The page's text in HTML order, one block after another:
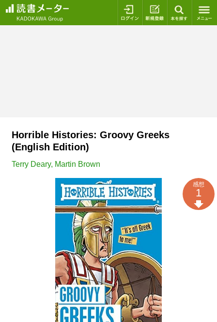
ログイン 新規登録
Horrible Histories: Groovy Greeks
(English Edition)
Terry Deary, Martin Brown
感想
1